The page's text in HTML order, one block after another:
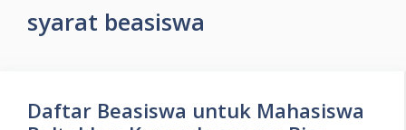
syarat beasiswa
Daftar Beasiswa untuk Mahasiswa